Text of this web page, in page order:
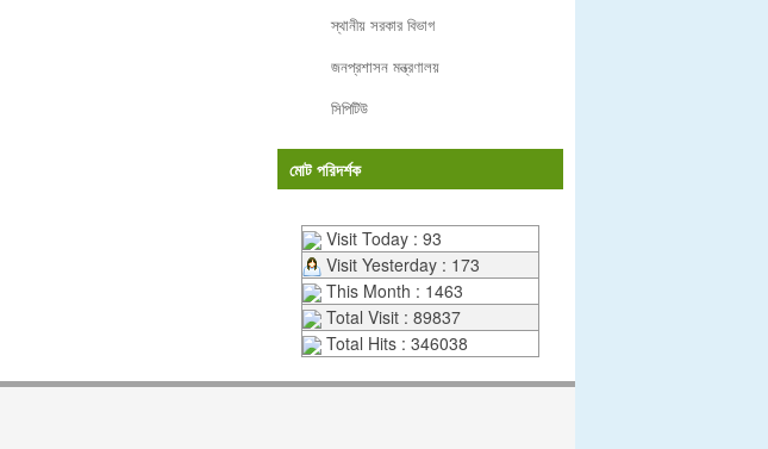
স্থানীয় সরকার বিভাগ
জনপ্রশাসন মন্ত্রণালয়
সিপিটিউ
মোট পরিদর্শক
Visit Today : 93
Visit Yesterday : 173
This Month : 1463
Total Visit : 89837
Total Hits : 346038